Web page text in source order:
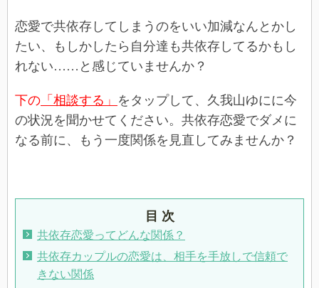
恋愛で共依存してしまうのをいい加減なんとかし
たい、もしかしたら自分達も共依存してるかもし
れない……と感じていませんか？
下の 「相談する」 をタップして、久我山ゆにに今
の状況を聞かせてください。共依存恋愛でダメに
なる前に、もう一度関係を見直してみませんか？
目 次
共依存恋愛ってどんな関係？
共依存カップルの恋愛は、相手を手放しで信頼で
きない関係